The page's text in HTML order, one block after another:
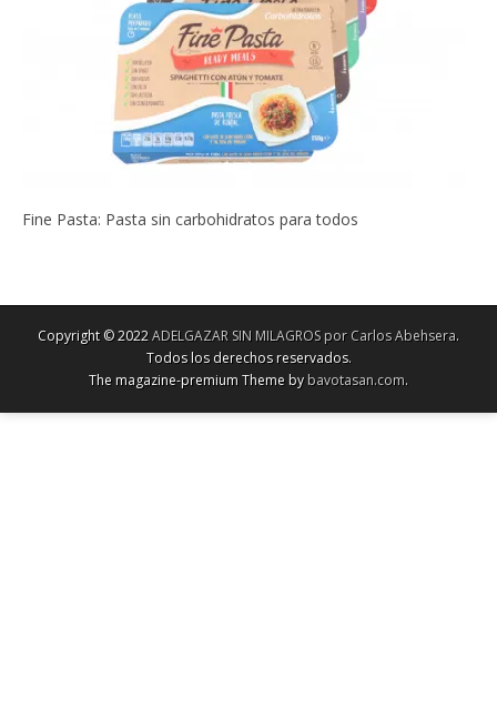
Fine Pasta: Pasta sin carbohidratos para todos
Copyright © 2022ADELGAZAR SIN MILAGROS por Carlos Abehsera.
Todos los derechos reservados.
The magazine-premium Theme bybavotasan.com.